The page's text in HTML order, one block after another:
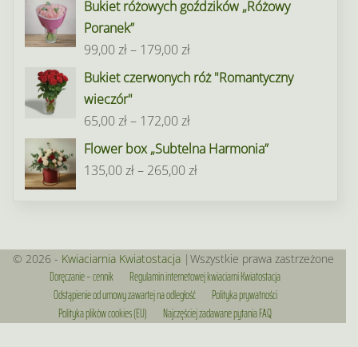
Bukiet różowych goździków „Różowy
Poranek”
99,00zł– 179,00złZakres
cen:
179,00 zł
Bukiet czerwonych róż "Romantyczny
wieczór"
65,00zł– 172,00złZakres
cen:
od
Flower box „Subtelna Harmonia”
135,00zł– 265,00złZakres
do
265,00 zł
© 2026 - Kwiaciarnia Kwiatostacja|Wszystkie prawa zastrzeżone
Doręczanie – cennik
Regulamin internetowej kwiaciarni Kwiatostacja
Odstąpienie od umowy zawartej na odległość
Polityka prywatności
Polityka plików cookies (EU)
Najczęściej zadawane pytania FAQ